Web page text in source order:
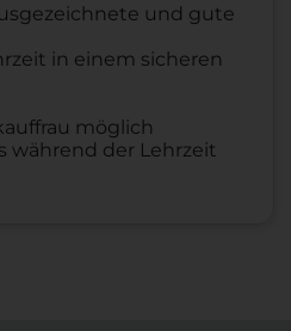
und gute
in einem sicheren
möglich
während der Lehrzeit